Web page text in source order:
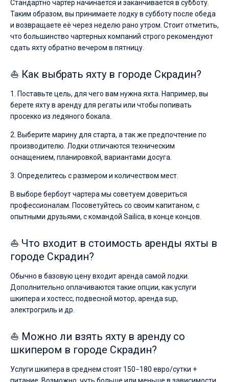
Стандартно чартер начинается и заканчивается в субботу.
Таким образом, вы принимаете лодку в субботу после обеда
и возвращаете её через неделю рано утром. Стоит отметить,
что большинство чартерных компаний строго рекомендуют
сдать яхту обратно вечером в пятницу.
⛵ Как выбрать яхту в городе Скрадин?
1. Поставьте цель, для чего вам нужна яхта. Например, вы
берете яхту в аренду для регаты или чтобы попивать
просекко из ледяного бокала.
2. Выберите марину для старта, а так же предпочтение по
производителю. Лодки отличаются техническим
оснащением, планировкой, вариантами досуга.
3. Определитесь с размером и количеством мест.
В выборе бербоут чартера мы советуем довериться
профессионалам. Посоветуйтесь со своим капитаном, с
опытными друзьями, с командой Sailica, в конце концов.
⛵ Что входит в стоимость аренды яхты в
городе Скрадин?
Обычно в базовую цену входит аренда самой лодки.
Дополнительно оплачиваются такие опции, как услуги
шкипера и хостесс, подвесной мотор, аренда sup,
электрогриль и др.
⛵ Можно ли взять яхту в аренду со
шкипером в городе Скрадин?
Услуги шкипера в среднем стоят 150−180 евро/сутки +